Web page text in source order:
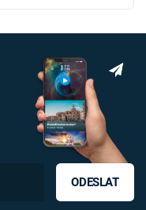
ODESLAT